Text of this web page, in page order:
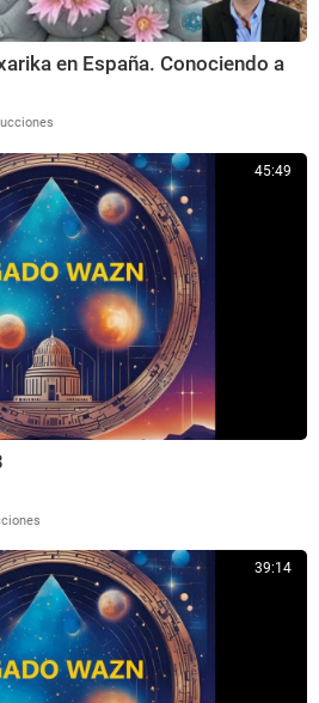
en España. Conociendo a
45:49
39:14